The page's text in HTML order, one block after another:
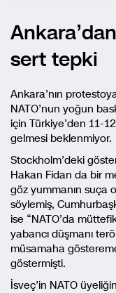
sert tepki
Ankara’nın
NATO’nun yoğun
için Türkiye’den 11-
gelmesi beklenmiyor.
Stockholm’deki
Hakan Fidan da bir
göz yummanın suça
söylemiş,
ise “NATO’da
yabancı düşmanı
müsamaha
göstermişti.
İsveç’in NATO